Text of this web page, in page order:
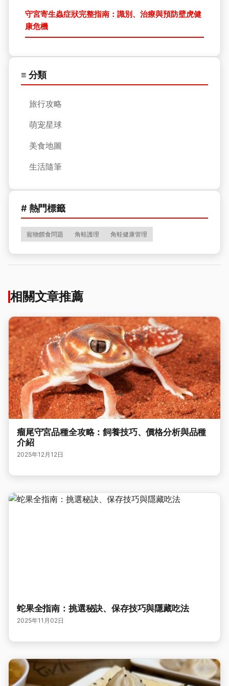
守宮寄生蟲症狀完整指南：識別、治療與預防壁虎健
康危機
≡ 分類
旅行攻略
萌宠星球
美食地圖
生活隨筆
# 熱門標籤
寵物餵食問題 角蛙護理 角蛙健康管理
相關文章推薦
瘤尾守宮品種全攻略：飼養技巧、價格分析與品種
介紹
2025年12月12日
蛇果全指南：挑選秘訣、保存技巧與隱藏吃法
2025年11月02日